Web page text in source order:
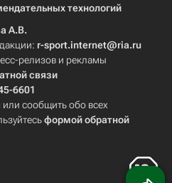
технологий
А.В.
r-sport.internet@ria.ru
релизов и рекламы
связи
6601
или сообщить обо всех
формой обратной